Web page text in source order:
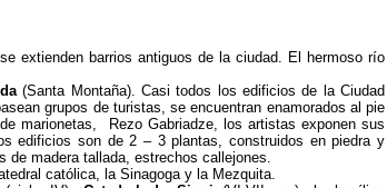
extienden barrios antiguos de la ciudad. El hermoso río
(Santa Montaña). Casi todos los edificios de la Ciudad
grupos de turistas, se encuentran enamorados al pie
marionetas, Rezo Gabriadze, los artistas exponen sus
edificios son de 2 – 3 plantas, construidos en piedra y
de madera tallada, estrechos callejones.
católica, la Sinagoga y la Mezquita.